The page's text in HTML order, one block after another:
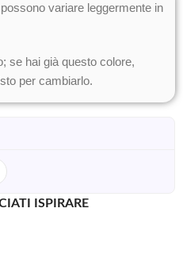
variare leggermente in
se hai già questo colore,
per cambiarlo.
ISPIRARE